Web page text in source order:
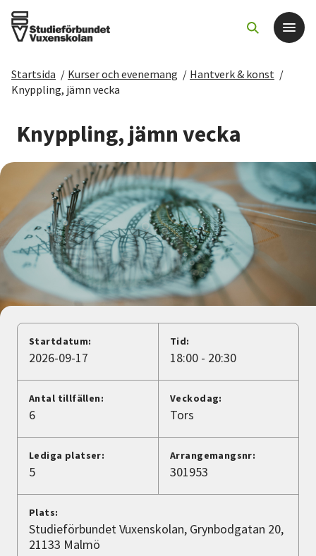
Det här gör vi
För dig som
Sök kurser och evenemang
Om SV
Starta studiecirkel
Cirkelledare
Nyheter
Avdelningar
Lyssna
Startsida / Kurser och evenemang / Hantverk & konst /
Knyppling, jämn vecka
Knyppling, jämn vecka
Startdatum:
2026-09-17
Tid:
18:00 - 20:30
Antal tillfällen:
6
Veckodag:
Tors
Lediga platser:
5
Arrangemangsnr:
301953
Plats:
Studieförbundet Vuxenskolan, Grynbodgatan 20,
21133 Malmö